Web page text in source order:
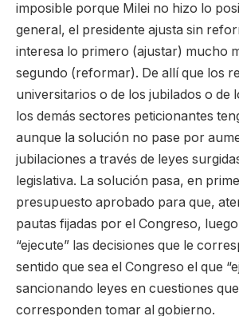
imposible porque Milei no hizo lo
general, el presidente ajusta sin
interesa lo primero (ajustar) mucho
segundo (reformar). De allí que los
universitarios o de los jubilados o de
los demás sectores peticionantes
aunque la solución no pase por
jubilaciones a través de leyes
legislativa. La solución pasa, en
presupuesto aprobado para que,
pautas fijadas por el Congreso,
“ejecute” las decisiones que le
sentido que sea el Congreso el que
sancionando leyes en cuestiones
corresponden tomar al gobierno.